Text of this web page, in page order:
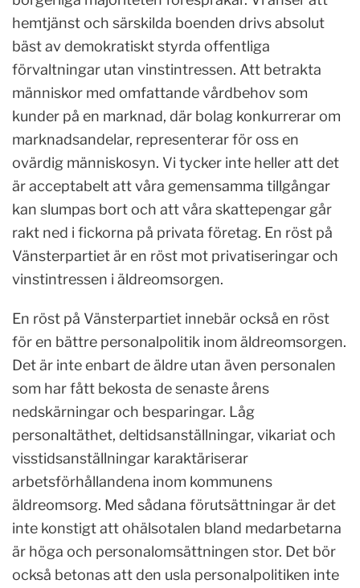
hemtjänst och särskilda boenden drivs absolut
bäst av demokratiskt styrda offentliga
förvaltningar utan vinstintressen. Att betrakta
människor med omfattande vårdbehov som
kunder på en marknad, där bolag konkurrerar om
marknadsandelar, representerar för oss en
ovärdig människosyn. Vi tycker inte heller att det
är acceptabelt att våra gemensamma tillgångar
kan slumpas bort och att våra skattepengar går
rakt ned i fickorna på privata företag. En röst på
Vänsterpartiet är en röst mot privatiseringar och
vinstintressen i äldreomsorgen.
En röst på Vänsterpartiet innebär också en röst
för en bättre personalpolitik inom äldreomsorgen.
Det är inte enbart de äldre utan även personalen
som har fått bekosta de senaste årens
nedskärningar och besparingar. Låg
personaltäthet, deltidsanställningar, vikariat och
visstidsanställningar karaktäriserar
arbetsförhållandena inom kommunens
äldreomsorg. Med sådana förutsättningar är det
inte konstigt att ohälsotalen bland medarbetarna
är höga och personalomsättningen stor. Det bör
också betonas att den usla personalpolitiken inte